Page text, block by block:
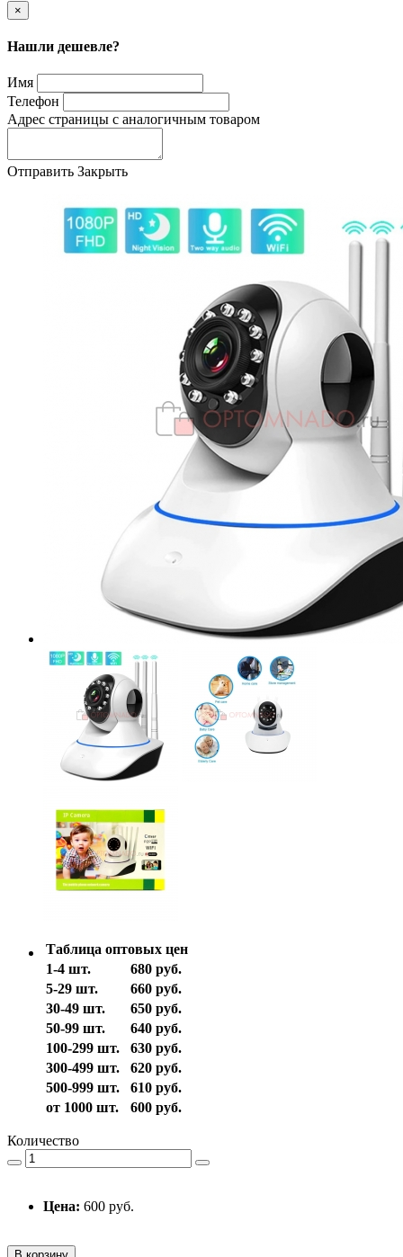
×
Нашли дешевле?
Имя
Телефон
Адрес страницы с аналогичным товаром
Отправить Закрыть
Таблица оптовых цен
1-4 шт.
680 руб.
5-29 шт.
660 руб.
30-49 шт.
650 руб.
50-99 шт.
640 руб.
100-299 шт.
630 руб.
300-499 шт.
620 руб.
500-999 шт.
610 руб.
от 1000 шт.
600 руб.
Количество
Цена: 600 руб.